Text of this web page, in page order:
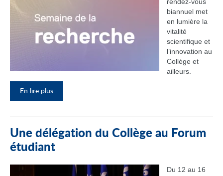
biannuel met
en lumière la
vitalité
scientifique et
l’innovation au
Collège et
ailleurs.
En lire plus
Une délégation du Collège au Forum
étudiant
Du 12 au 16